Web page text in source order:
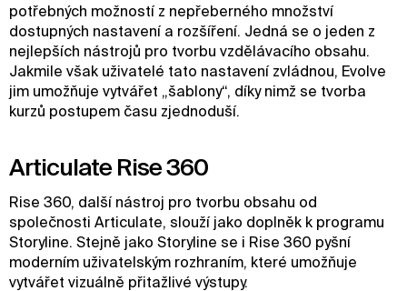
potřebných možností z nepřeberného množství
dostupných nastavení a rozšíření. Jedná se o jeden z
nejlepších nástrojů pro tvorbu vzdělávacího obsahu.
Jakmile však uživatelé tato nastavení zvládnou, Evolve
jim umožňuje vytvářet „šablony“, díky nimž se tvorba
kurzů postupem času zjednoduší.
Articulate Rise 360
Rise 360, další nástroj pro tvorbu obsahu od
společnosti Articulate, slouží jako doplněk k programu
Storyline. Stejně jako Storyline se i Rise 360 pyšní
moderním uživatelským rozhraním, které umožňuje
vytvářet vizuálně přitažlivé výstupy.